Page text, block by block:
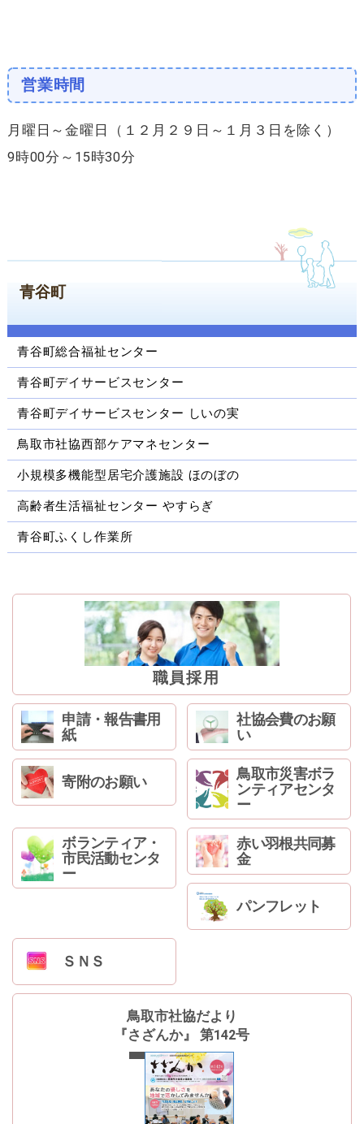
営業時間
月曜日～金曜日（１２月２９日～１月３日を除く）
9時00分～15時30分
青谷町
青谷町総合福祉センター
青谷町デイサービスセンター
青谷町デイサービスセンター しいの実
鳥取市社協西部ケアマネセンター
小規模多機能型居宅介護施設 ほのぼの
高齢者生活福祉センター やすらぎ
青谷町ふくし作業所
職員採用
申請・報告書用
紙
社協会費のお願
い
寄附のお願い
鳥取市災害ボラ
ンティアセンタ
ー
ボランティア・
市民活動センタ
ー
赤い羽根共同募
金
パンフレット
ＳＮＳ
鳥取市社協だより
『さざんか』 第142号